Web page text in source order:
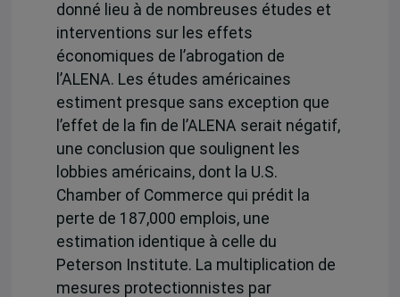
donné lieu à de nombreuses études et
interventions sur les effets
économiques de l’abrogation de
l’ALENA. Les études américaines
estiment presque sans exception que
l’effet de la fin de l’ALENA serait négatif,
une conclusion que soulignent les
lobbies américains, dont la U.S.
Chamber of Commerce qui prédit la
perte de 187,000 emplois, une
estimation identique à celle du
Peterson Institute. La multiplication de
mesures protectionnistes par